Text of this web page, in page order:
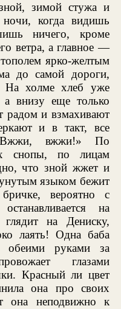
зимой стужа и
когда видишь
ничего, кроме
ветра, а главное —
ярко-желтым
до самой дороги,
На холме хлеб уже
внизу еще только
радом и взмахивают
и в такт, все
вжжи!» По
снопы, по лицам
что зной жжет и
языком бежит
вероятно с
на
на Дениску,
лаять! Одна баба
обеими руками за
глазами
Красный ли цвет
она про своих
она неподвижно к